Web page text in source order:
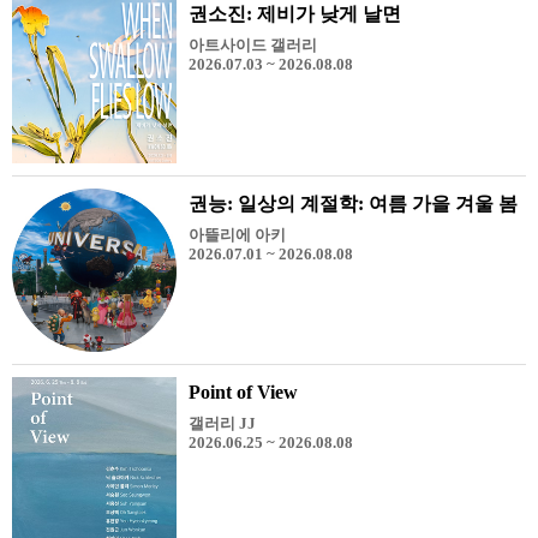
권소진: 제비가 낮게 날면
아트사이드 갤러리
2026.07.03 ~ 2026.08.08
권능: 일상의 계절학: 여름 가을 겨울 봄
아뜰리에 아키
2026.07.01 ~ 2026.08.08
Point of View
갤러리 JJ
2026.06.25 ~ 2026.08.08